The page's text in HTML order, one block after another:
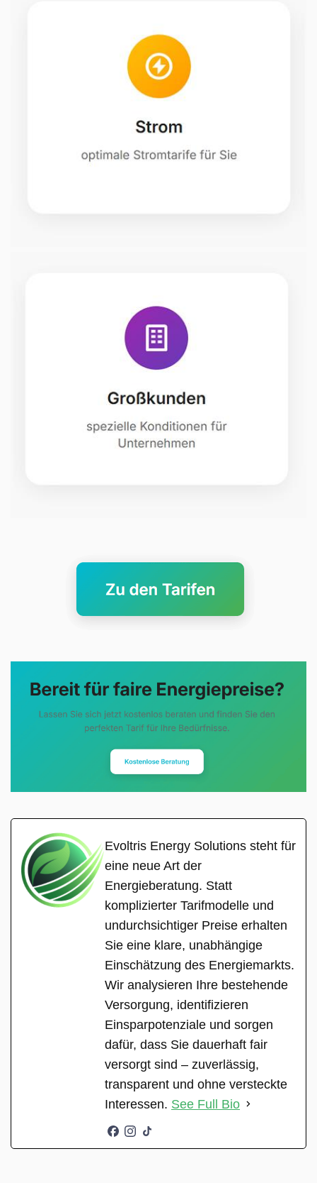
Evoltris Energy Solutions steht für
eine neue Art der
Energieberatung. Statt
komplizierter Tarifmodelle und
undurchsichtiger Preise erhalten
Sie eine klare, unabhängige
Einschätzung des Energiemarkts.
Wir analysieren Ihre bestehende
Versorgung, identifizieren
Einsparpotenziale und sorgen
dafür, dass Sie dauerhaft fair
versorgt sind – zuverlässig,
transparent und ohne versteckte
Interessen. See Full Bio